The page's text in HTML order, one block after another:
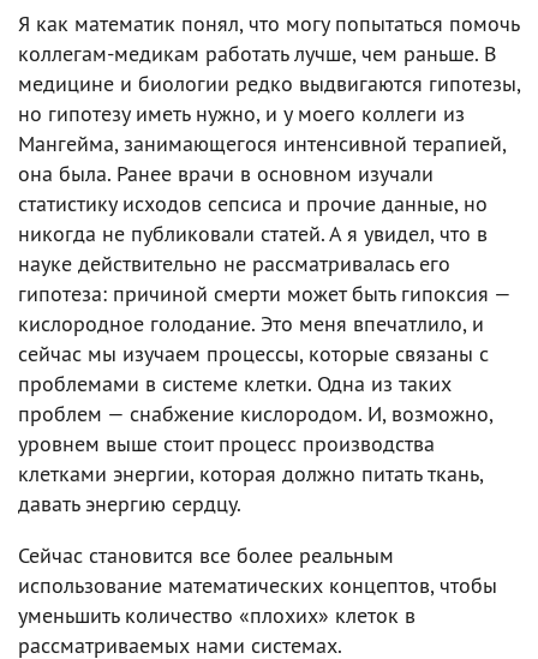
Я как математик понял, что могу попытаться помочь
коллегам-медикам работать лучше, чем раньше. В
медицине и биологии редко выдвигаются гипотезы,
но гипотезу иметь нужно, и у моего коллеги из
Мангейма, занимающегося интенсивной терапией,
она была. Ранее врачи в основном изучали
статистику исходов сепсиса и прочие данные, но
никогда не публиковали статей. А я увидел, что в
науке действительно не рассматривалась его
гипотеза: причиной смерти может быть гипоксия —
кислородное голодание. Это меня впечатлило, и
сейчас мы изучаем процессы, которые связаны с
проблемами в системе клетки. Одна из таких
проблем — снабжение кислородом. И, возможно,
уровнем выше стоит процесс производства
клетками энергии, которая должно питать ткань,
давать энергию сердцу.
Сейчас становится все более реальным
использование математических концептов, чтобы
уменьшить количество «плохих» клеток в
рассматриваемых нами системах.